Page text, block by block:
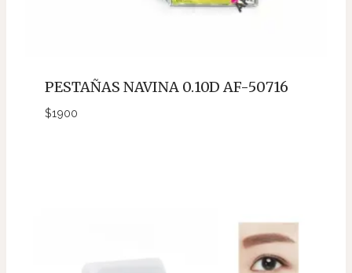
PESTAÑAS NAVINA 0.10D AF-50716
$1900